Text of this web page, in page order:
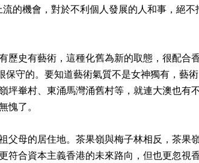
的機會，對於不利個人發展的人和事，絕不
歷史有藝術，這種化舊為新的取態，很配合
守的。要知道藝術氣質不是女神獨有，藝術
坪輋村、東涌馬灣涌舊村等，就連大澳也有
愧了。
父母的居住地。茶果嶺與梅子林相反，茶果
符合資本主義香港的未來路向，但也更忽視